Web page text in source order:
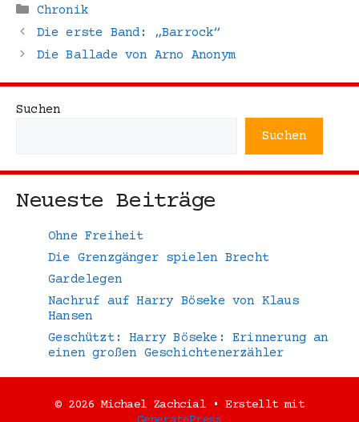
Kategorien
Chronik
Die erste Band: „Barrock“
Die Ballade von Arno Anonym
Suchen
Suchen
Neueste Beiträge
Ohne Freiheit
Die Grenzgänger spielen Brecht
Gardelegen
Nachruf auf Harry Böseke von Klaus
Hansen
Geschützt: Harry Böseke: Erinnerung an
einen großen Geschichtenerzähler
© 2026 Michael Zachcial• Erstellt mit